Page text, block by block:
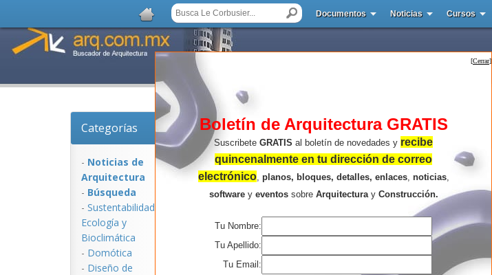
Documentos Noticias Cursos
Categorías
- Noticias de
Arquitectura
- Búsqueda
- Sustentabilidad,
Ecologí­a y
Bioclimática
- Domótica
- Diseño de
Noticias de Arquitectura : Premio Nacional Kalmanani
Premio Nacional Kalmanani
Resultados de la búsqueda .
[Cerrar]
Boletín de Arquitectura GRATIS
Suscribete GRATIS al boletín de novedades y recibe
quincenalmente en tu dirección de correo
electrónico, planos, bloques, detalles, enlaces, noticias,
softwarey eventossobre Arquitecturay Construcción.
Tu Nombre:
Tu Apellido:
Tu Email: